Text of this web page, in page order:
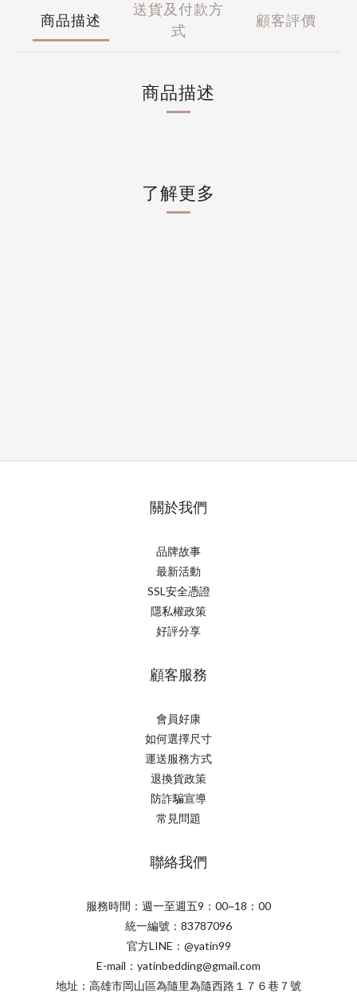
商品描述
送貨及付款方
式
顧客評價
商品描述
了解更多
關於我們
品牌故事
最新活動
SSL安全憑證
隱私權政策
好評分享
顧客服務
會員好康
如何選擇尺寸
運送服務方式
退換貨政策
防詐騙宣導
常見問題
聯絡我們
服務時間：週一至週五9：00~18：00
統一編號：83787096
官方LINE：@yatin99
E-mail：yatinbedding@gmail.com
地址：高雄市岡山區為隨里為隨西路１７６巷７號